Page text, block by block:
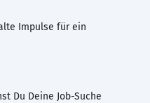
Impulse für ein
Du Deine Job-Suche